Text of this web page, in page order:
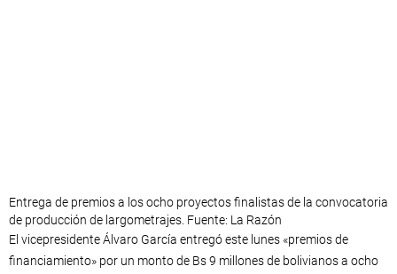
Entrega de premios a los ocho proyectos finalistas de la convocatoria
de producción de largometrajes. Fuente: La Razón
El vicepresidente Álvaro García entregó este lunes «premios de
financiamiento» por un monto de Bs 9 millones de bolivianos a ocho